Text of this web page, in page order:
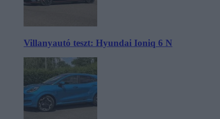
Villanyautó teszt: Hyundai Ioniq 6 N